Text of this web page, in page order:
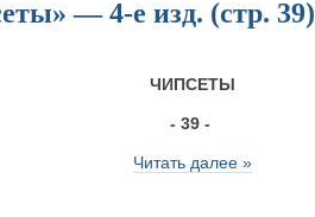
— 4-е изд. (стр. 39)
ЧИПСЕТЫ
- 39 -
Читать далее »